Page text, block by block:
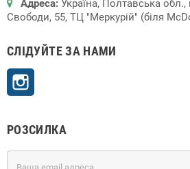
Адреса: Україна, Полтавська
Свободи, 55, ТЦ "Меркурій" (біля
СЛІДУЙТЕ ЗА НАМИ
РОЗСИЛКА